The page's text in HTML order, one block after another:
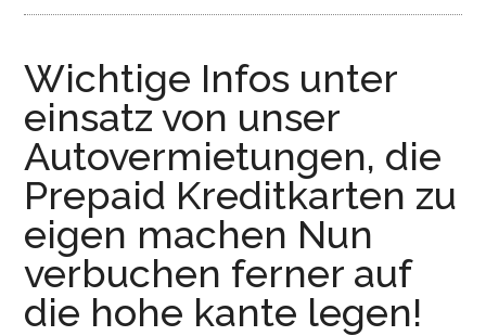
Wichtige Infos unter
einsatz von unser
Autovermietungen, die
Prepaid Kreditkarten zu
eigen machen Nun
verbuchen ferner auf
die hohe kante legen!